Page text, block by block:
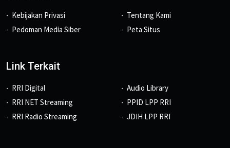
Kebijakan Privasi
Pedoman Media Siber
Tentang Kami
Peta Situs
Link Terkait
RRI Digital
RRI NET Streaming
RRI Radio Streaming
Audio Library
PPID LPP RRI
JDIH LPP RRI